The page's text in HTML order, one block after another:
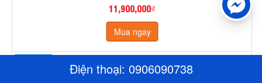
Điện thoại: 0906090738
11,900,000₫
Mua ngay